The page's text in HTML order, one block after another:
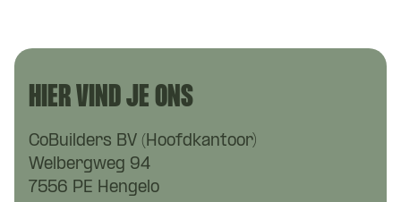
HIER VIND JE ONS
CoBuilders BV (Hoofdkantoor)
Welbergweg 94
7556 PE Hengelo